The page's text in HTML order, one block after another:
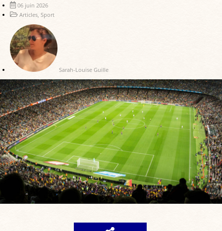
06 juin 2026
Articles Sport
Sarah-Louise Guille